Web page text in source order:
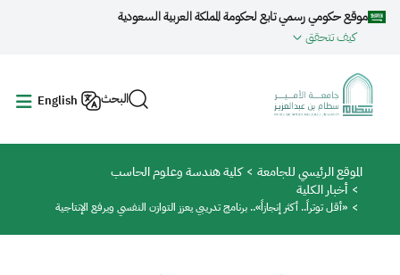
تجاوز إلى المحتوى الرئيسي
موقع حكومي رسمي تابع لحكومة المملكة العربية السعودية
كيف تتحقق
البحث English
مسار التنقل
الموقع الرئيسي للجامعة
كلية هندسة وعلوم الحاسب
أخبار الكلية
«أقل توتراً.. أكثر إنجازاً».. برنامج تدريبي يعزز التوازن النفسي ويرفع الإنتاجية